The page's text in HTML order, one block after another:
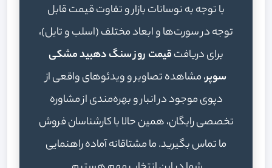
با توجه به نوسانات بازار و تفاوت قیمت قابل
توجه در سورت‌ها و ابعاد مختلف (اسلب و تایل)،
برای دریافتقیمت روز سنگ دهبید مشکی
سوپر، مشاهده تصاویر و ویدئوهای واقعی از
دپوی موجود در انبار و بهره‌مندی از مشاوره
تخصصی رایگان، همین حالا با کارشناسان فروش
ما تماس بگیرید. ما مشتاقانه آماده راهنمایی